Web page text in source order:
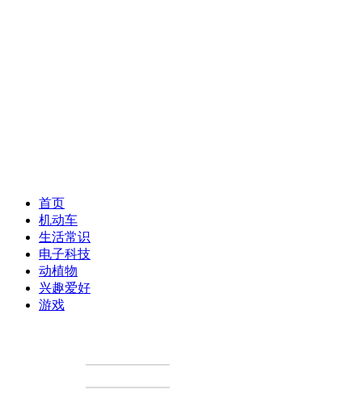
首页
机动车
生活常识
电子科技
动植物
兴趣爱好
游戏